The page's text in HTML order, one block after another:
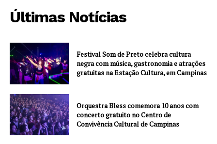
Últimas Notícias
Festival Som de Preto celebra cultura
negra com música, gastronomia e atrações
gratuitas na Estação Cultura, em Campinas
Orquestra Bless comemora 10 anos com
concerto gratuito no Centro de
Convivência Cultural de Campinas